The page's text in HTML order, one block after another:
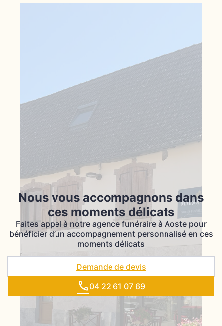
Nous vous accompagnons dans
ces moments délicats
Faites appel à notre agence funéraire à Aoste pour
bénéficier d’un accompagnement personnalisé en ces
moments délicats
Demande de devis
04 22 61 07 69